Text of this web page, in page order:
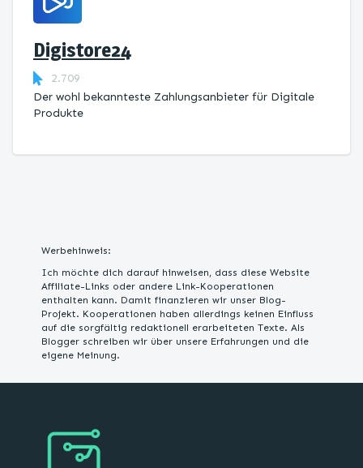
Digistore24
2.709
Der wohl bekannteste Zahlungsanbieter für Digitale
Produkte
Werbehinweis:
Ich möchte dich darauf hinweisen, dass diese Website
Affiliate-Links oder andere Link-Kooperationen
enthalten kann. Damit finanzieren wir unser Blog-
Projekt. Kooperationen haben allerdings keinen Einfluss
auf die sorgfältig redaktionell erarbeiteten Texte. Als
Blogger schreiben wir über unsere Erfahrungen und die
eigene Meinung.